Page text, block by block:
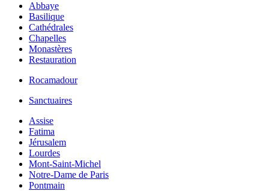
Abbaye
Basilique
Cathédrales
Chapelles
Monastères
Restauration
Rocamadour
Sanctuaires
Assise
Fatima
Jérusalem
Lourdes
Mont-Saint-Michel
Notre-Dame de Paris
Pontmain